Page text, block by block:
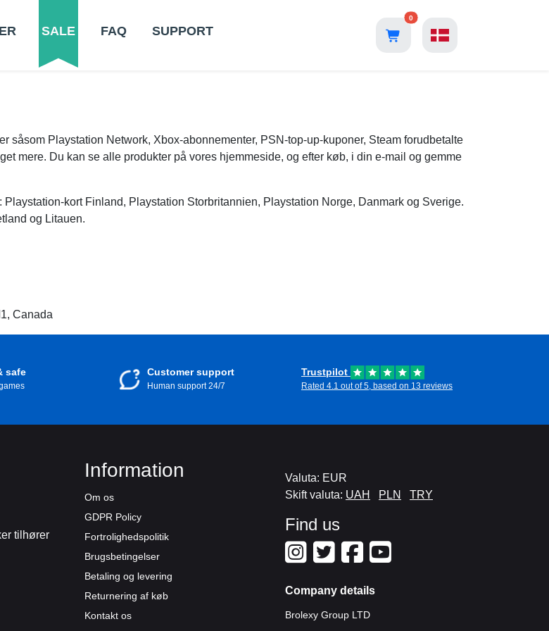
SALE FAQ SUPPORT
0
såsom Playstation Network, Xbox-abonnementer, PSN-top-up-kuponer, Steam forudbetalte
mere. Du kan se alle produkter på vores hjemmeside, og efter køb, i din e-mail og gemme
kort Finland, Playstation Storbritannien, Playstation Norge, Danmark og Sverige.
og Litauen.
Canada
safe Customer support
Human support 24/7
Trustpilot
Rated 4.1 out of 5, based on 13 reviews
tilhører
Information
Om os
GDPR Policy
Fortrolighedspolitik
Brugsbetingelser
Betaling og levering
Returnering af køb
Kontakt os
Valuta: EUR
Skift valuta: UAH PLN TRY
Find us
Company details
Brolexy Group LTD